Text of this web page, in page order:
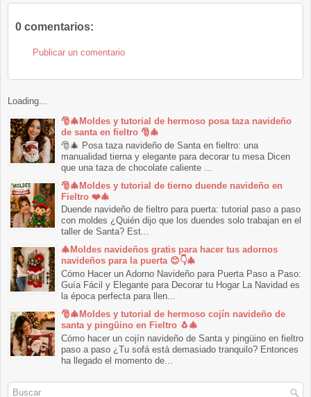
0 comentarios:
Publicar un comentario
Loading...
🎅🎄Moldes y tutorial de hermoso posa taza navideño
de santa en fieltro 🎅🎄
🎅🎄 Posa taza navideño de Santa en fieltro: una
manualidad tierna y elegante para decorar tu mesa Dicen
que una taza de chocolate caliente ...
🎅🎄Moldes y tutorial de tierno duende navideño en
Fieltro ❤️🎄
Duende navideño de fieltro para puerta: tutorial paso a paso
con moldes ¿Quién dijo que los duendes solo trabajan en el
taller de Santa? Est...
🎄Moldes navideños gratis para hacer tus adornos
navideños para la puerta 😊👇🎄
Cómo Hacer un Adorno Navideño para Puerta Paso a Paso:
Guía Fácil y Elegante para Decorar tu Hogar La Navidad es
la época perfecta para llen...
🎅🎄Moldes y tutorial de hermoso cojín navideño de
santa y pingüino en Fieltro 🐧🎄
Cómo hacer un cojín navideño de Santa y pingüino en fieltro
paso a paso ¿Tu sofá está demasiado tranquilo? Entonces
ha llegado el momento de...